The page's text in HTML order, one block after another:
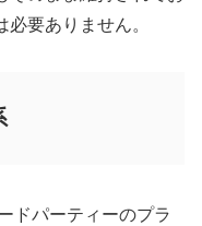
要ありません。
ドパーティーのプラ